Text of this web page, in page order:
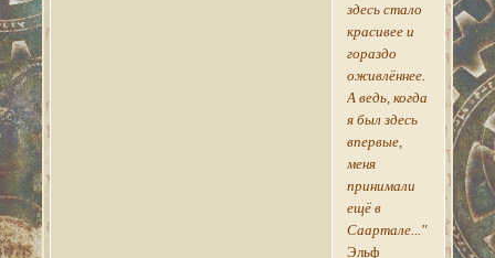
здесь стало
красивее и
гораздо
оживлённее.
А ведь, когда
я был здесь
впервые,
меня
принимали
ещё в
Саартале..."
Эльф